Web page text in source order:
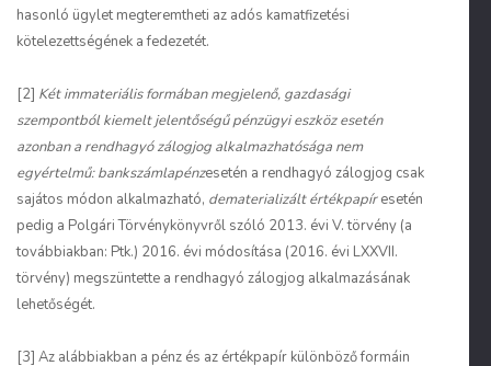
hasonló ügylet megteremtheti az adós kamatfizetési
kötelezettségének a fedezetét.
[2] Két immateriális formában megjelenő, gazdasági
szempontból kiemelt jelentőségű pénzügyi eszköz esetén
azonban a rendhagyó zálogjog alkalmazhatósága nem
egyértelmű: bankszámlapénzesetén a rendhagyó zálogjog csak
sajátos módon alkalmazható, dematerializált értékpapíresetén
pedig a Polgári Törvénykönyvről szóló 2013. évi V. törvény (a
továbbiakban: Ptk.) 2016. évi módosítása (2016. évi LXXVII.
törvény) megszüntette a rendhagyó zálogjog alkalmazásának
lehetőségét.
[3] Az alábbiakban a pénz és az értékpapír különböző formáin